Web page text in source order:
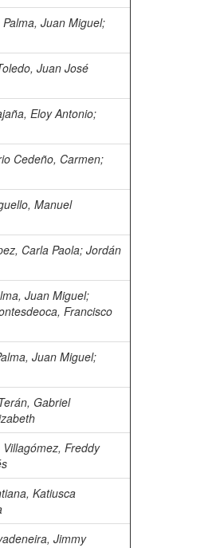
Juan Miguel;
Juan José
Eloy Antonio;
Cedeño, Carmen;
Manuel
Carla Paola; Jordán
Juan Miguel;
Francisco
Juan Miguel;
Gabriel
Freddy
Katiusca
Jimmy